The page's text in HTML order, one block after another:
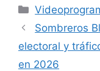
Categorías
Sombreros
electoral y
en 2026